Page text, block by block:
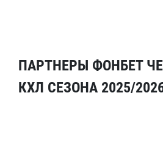
ПАРТНЕРЫ ФОНБЕТ
КХЛ СЕЗОНА 2025/